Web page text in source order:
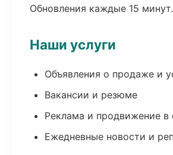
Обновления каждые 15 минут.
Наши услуги
Объявления о продаже и
Вакансии и резюме
Реклама и продвижение в
Ежедневные новости и